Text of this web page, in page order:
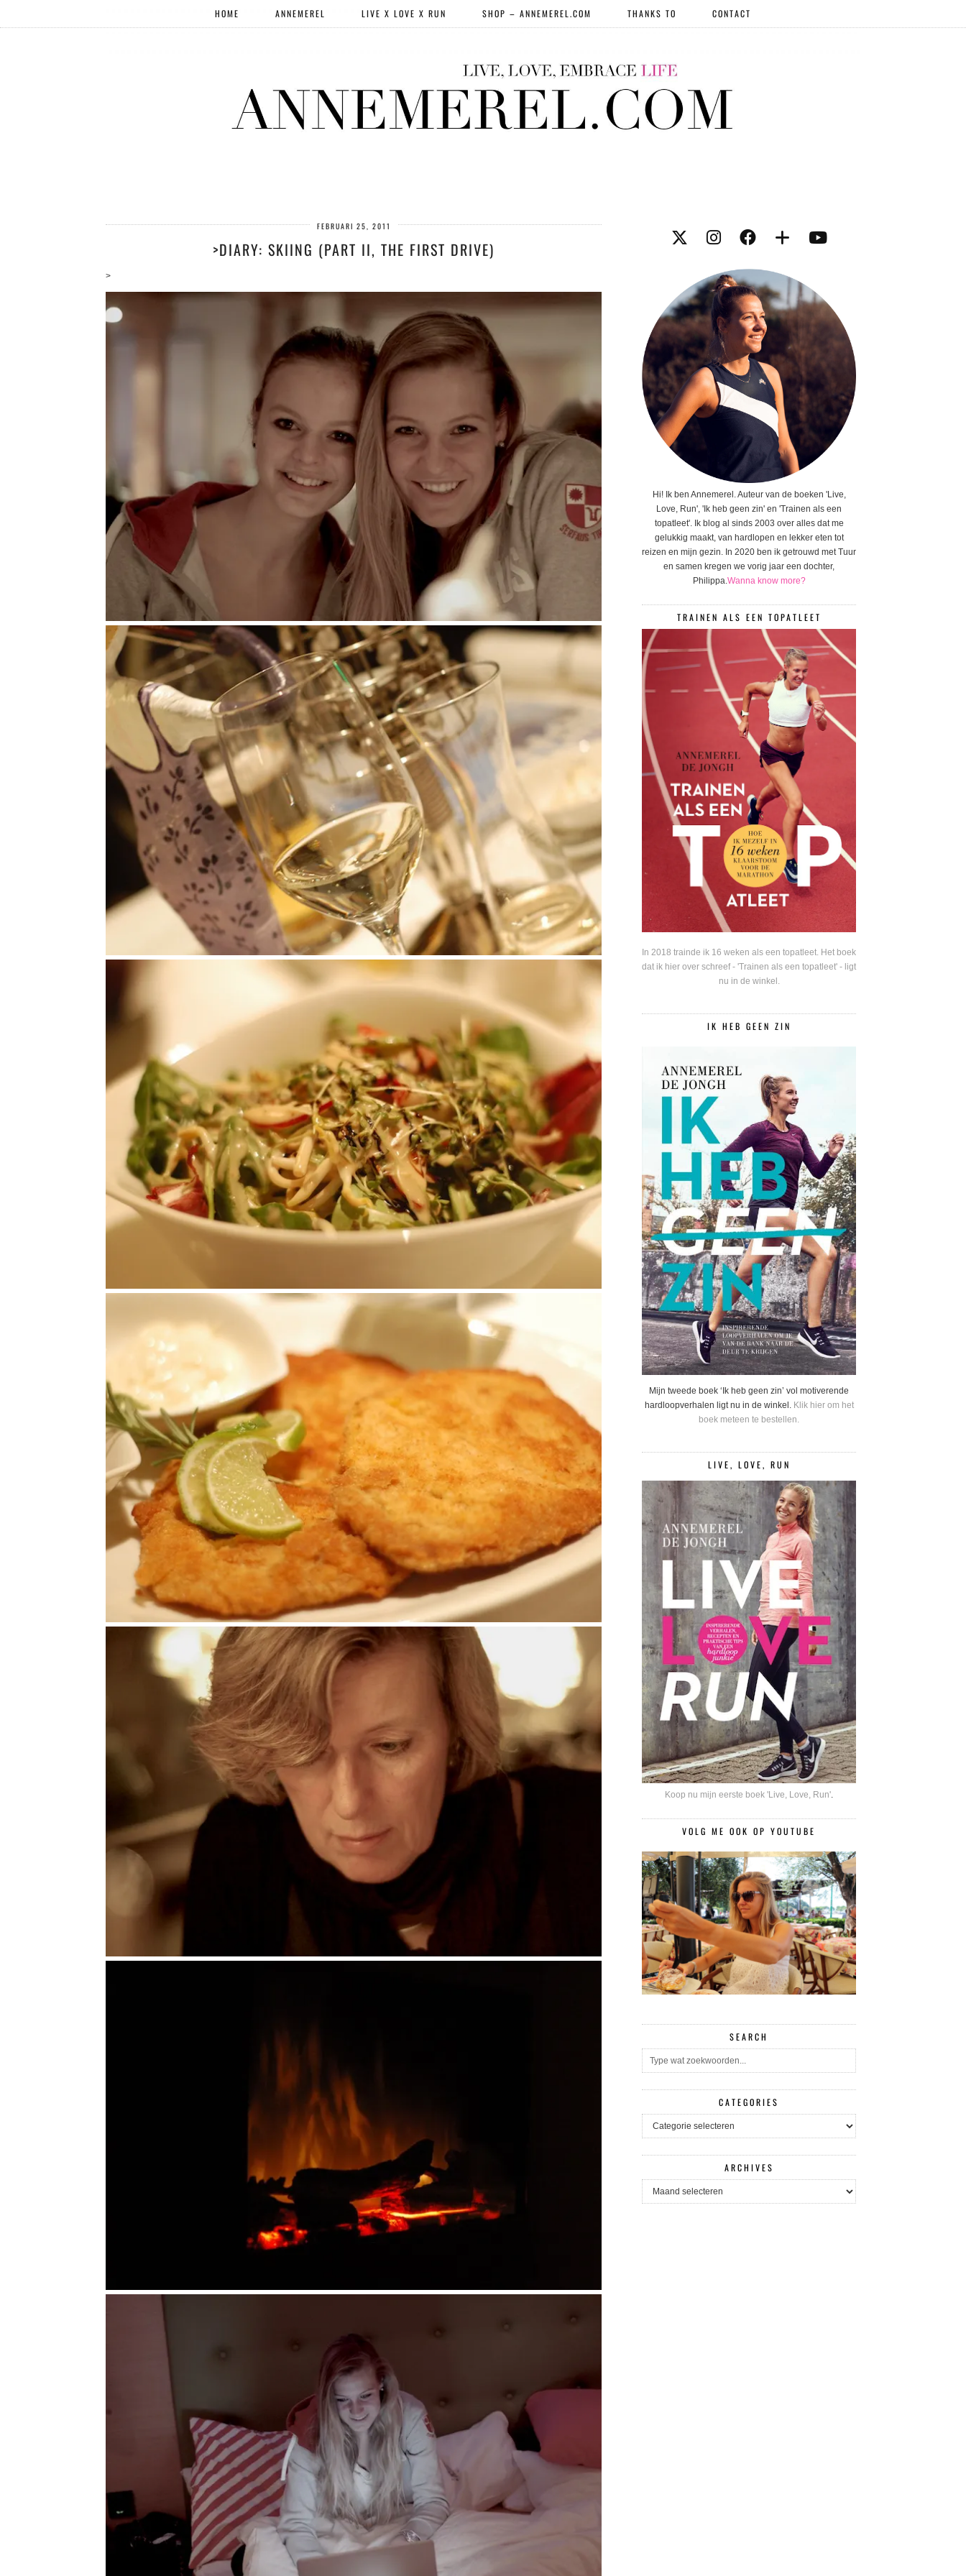
HOME ANNEMEREL LIVE X LOVE X RUN SHOP – ANNEMEREL.COM THANKS TO CONTACT
FEBRUARI 25, 2011
>DIARY: SKIING (PART II, THE FIRST DRIVE)
>
Hi! Ik ben Annemerel. Auteur van de boeken 'Live,
Love, Run', 'Ik heb geen zin' en 'Trainen als een
topatleet'. Ik blog al sinds 2003 over alles dat me
gelukkig maakt, van hardlopen en lekker eten tot
reizen en mijn gezin. In 2020 ben ik getrouwd met Tuur
en samen kregen we vorig jaar een dochter,
Philippa.Wanna know more?
TRAINEN ALS EEN TOPATLEET
In 2018 trainde ik 16 weken als een topatleet. Het boek
dat ik hier over schreef - 'Trainen als een topatleet' - ligt
nu in de winkel.
IK HEB GEEN ZIN
Mijn tweede boek ‘Ik heb geen zin’ vol motiverende
hardloopverhalen ligt nu in de winkel. Klik hier om het
boek meteen te bestellen.
LIVE, LOVE, RUN
Koop nu mijn eerste boek 'Live, Love, Run'.
VOLG ME OOK OP YOUTUBE
SEARCH
CATEGORIES
CATEGORIES
ARCHIVES
ARCHIVES